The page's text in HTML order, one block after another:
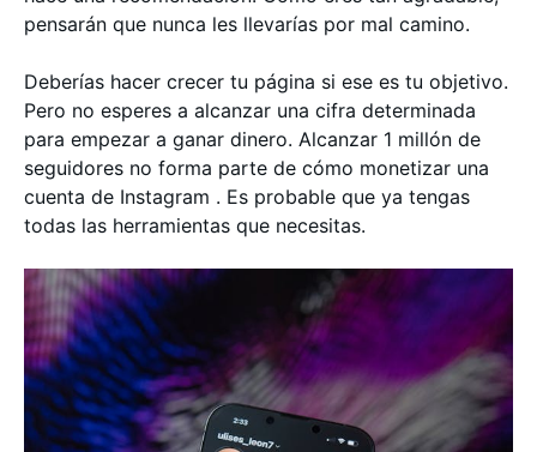
pensarán que nunca les llevarías por mal camino.
Deberías hacer crecer tu página si ese es tu objetivo.
Pero no esperes a alcanzar una cifra determinada
para empezar a ganar dinero. Alcanzar 1 millón de
seguidores no forma parte de cómo monetizar una
cuenta de Instagram . Es probable que ya tengas
todas las herramientas que necesitas.